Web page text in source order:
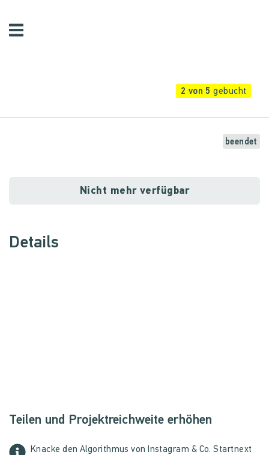
2 von 5gebucht
beendet
Nicht mehr verfügbar
Details
Teilen und Projektreichweite erhöhen
Knacke den Algorithmus von Instagram & Co. Startnext